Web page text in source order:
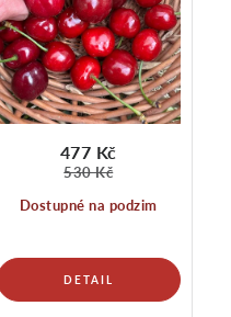
Dostupné na podzim
477 Kč
530 Kč